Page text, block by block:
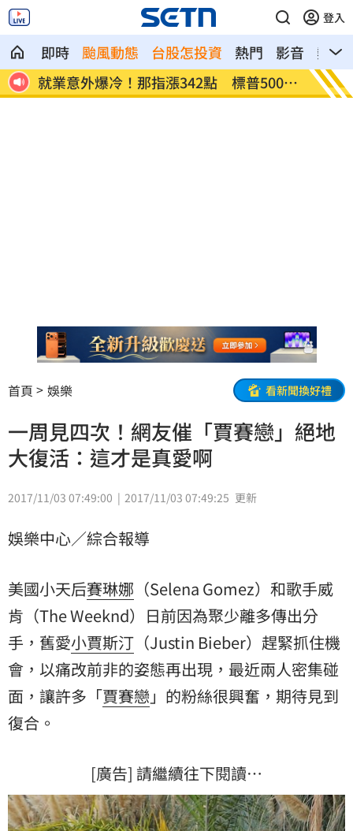
登入
即時 颱風動態 台股怎投資 熱門 影音
熱搜
炸
就業意外爆冷！那指漲342點 標普500新
高
美通
關稅
首頁 娛樂 看新聞換好禮
一周見四次！網友催「賈賽戀」絕地
大復活：這才是真愛啊
2017/11/03 07:49:00 2017/11/03 07:49:25 更新
娛樂中心／綜合報導
美國小天后賽琳娜 （Selena Gomez）和歌手威
肯 （The Weeknd）日前因為聚少離多傳出分
手，舊愛小賈斯汀 （Justin Bieber）趕緊抓住機
會，以痛改前非的姿態再出現，最近兩人密集碰
面，讓許多「賈賽戀 」的粉絲很興奮，期待見到
復合。
[廣告] 請繼續往下閱讀…